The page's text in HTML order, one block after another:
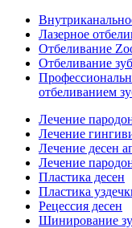
Лазерное
Отбеливание
Отбеливание
отбеливанием
Лечение
Лечение
Лечение десен
Лечение
Пластика десен
Пластика
Рецессия десен
Шинирование